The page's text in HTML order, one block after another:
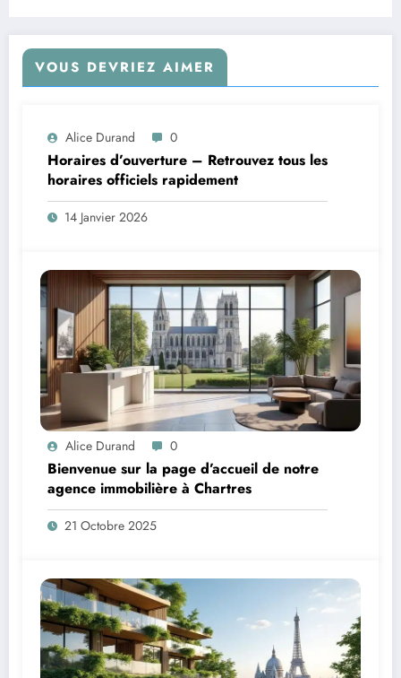
VOUS DEVRIEZ AIMER
Alice Durand 0
Horaires d’ouverture – Retrouvez tous les
horaires officiels rapidement
14 Janvier 2026
Alice Durand 0
Bienvenue sur la page d’accueil de notre
agence immobilière à Chartres
21 Octobre 2025